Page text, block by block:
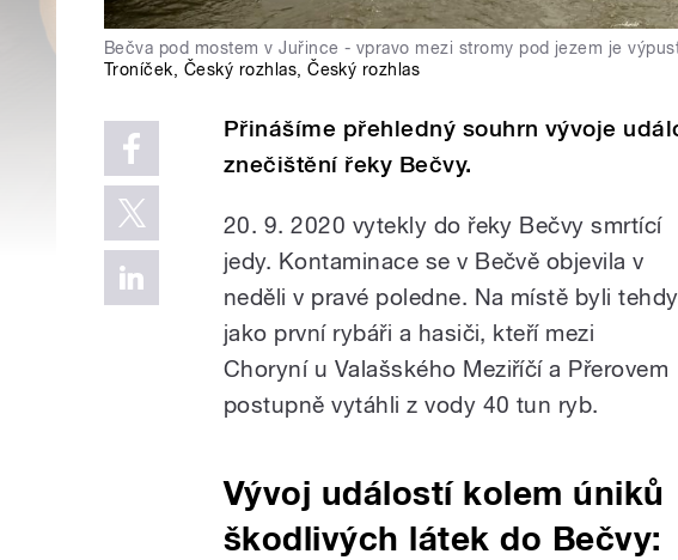
Bečva pod mostem v Juřince - vpravo mezi stromy pod jezem je
Troníček, Český rozhlas,Český rozhlas
Přinášíme přehledný souhrn vývoje
znečištění řeky Bečvy.
20. 9. 2020 vytekly do řeky Bečvy smrtící
jedy. Kontaminace se v Bečvě objevila v
neděli v pravé poledne. Na místě byli tehdy
jako první rybáři a hasiči, kteří mezi
Choryní u Valašského Meziříčí a Přerovem
postupně vytáhli z vody 40 tun ryb.
Vývoj událostí kolem úniků
škodlivých látek do Bečvy: